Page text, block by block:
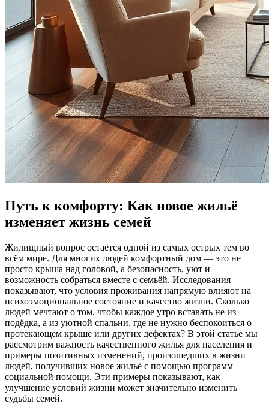
Путь к комфорту: Как новое жильё
изменяет жизнь семей
Жилищный вопрос остаётся одной из самых острых тем во
всём мире. Для многих людей комфортный дом — это не
просто крыша над головой, а безопасность, уют и
возможность собраться вместе с семьёй. Исследования
показывают, что условия проживания напрямую влияют на
психоэмоциональное состояние и качество жизни. Сколько
людей мечтают о том, чтобы каждое утро вставать не из
подёдка, а из уютной спальни, где не нужно беспокоиться о
протекающем крыше или других дефектах? В этой статье мы
рассмотрим важность качественного жилья для населения и
примеры позитивных изменений, произошедших в жизни
людей, получивших новое жильё с помощью программ
социальной помощи. Эти примеры показывают, как
улучшение условий жизни может значительно изменить
судьбы семей.